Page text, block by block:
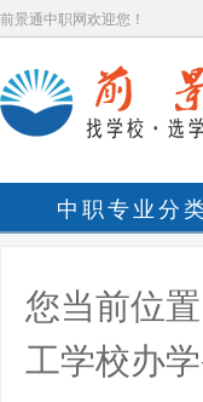
前景通中职网欢迎您！
中职专业分
您当前位置
工学校办